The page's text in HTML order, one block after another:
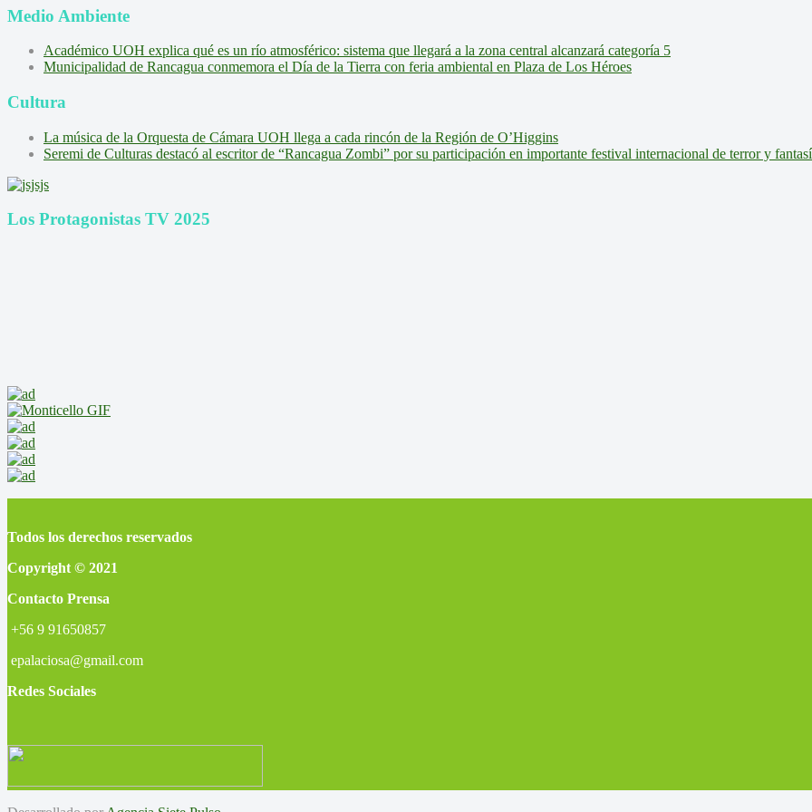
Medio Ambiente
Académico UOH explica qué es un río atmosférico: sistema que llegará a la zona central alcanzará categoría 5
Municipalidad de Rancagua conmemora el Día de la Tierra con feria ambiental en Plaza de Los Héroes
Cultura
La música de la Orquesta de Cámara UOH llega a cada rincón de la Región de O’Higgins
Seremi de Culturas destacó al escritor de “Rancagua Zombi” por su participación en importante festival internacional de terror y
Los Protagonistas TV 2025
Todos los derechos reservados
Copyright © 2021
Contacto Prensa
+56 9 91650857
epalaciosa@gmail.com
Redes Sociales